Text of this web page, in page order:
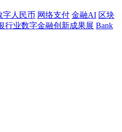
字人民币 网络支付 金融AI 区块
行业数字金融创新成果展 Bank